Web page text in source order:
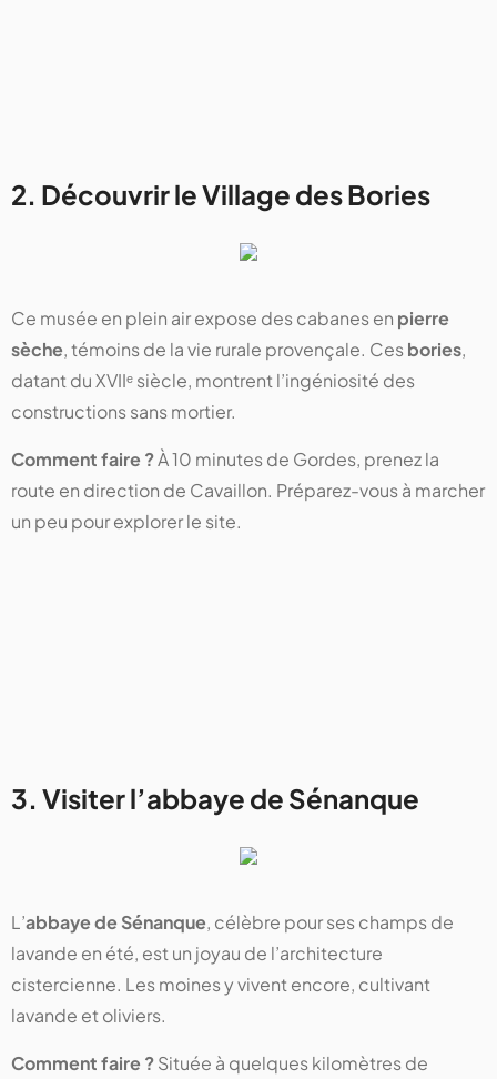
2. Découvrir le Village des Bories
Ce musée en plein air expose des cabanes en pierre
sèche, témoins de la vie rurale provençale. Cesbories,
datant du XVIIᵉ siècle, montrent l’ingéniosité des
constructions sans mortier.
Comment faire ?À 10 minutes de Gordes, prenez la
route en direction de Cavaillon. Préparez-vous à marcher
un peu pour explorer le site.
3. Visiter l’abbaye de Sénanque
L’abbaye de Sénanque, célèbre pour ses champs de
lavande en été, est un joyau de l’architecture
cistercienne. Les moines y vivent encore, cultivant
lavande et oliviers.
Comment faire ?Située à quelques kilomètres de